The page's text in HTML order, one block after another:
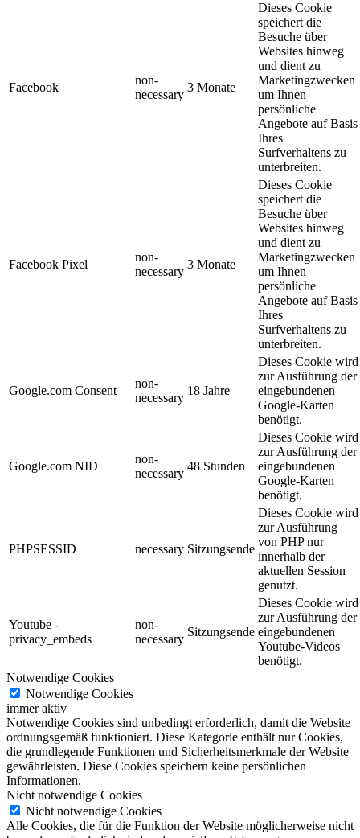
Facebook
non-
necessary
3 Monate
Dieses Cookie
speichert die
Besuche über
Websites hinweg
und dient zu
Marketingzwecken
um Ihnen
persönliche
Angebote auf Basis
Ihres
Surfverhaltens zu
unterbreiten.
Facebook Pixel
non-
necessary
3 Monate
Dieses Cookie
speichert die
Besuche über
Websites hinweg
und dient zu
Marketingzwecken
um Ihnen
persönliche
Angebote auf Basis
Ihres
Surfverhaltens zu
unterbreiten.
Google.com Consent
non-
necessary
18 Jahre
Dieses Cookie wird
zur Ausführung der
eingebundenen
Google-Karten
benötigt.
Google.com NID
non-
necessary
48 Stunden
Dieses Cookie wird
zur Ausführung der
eingebundenen
Google-Karten
benötigt.
PHPSESSID necessary Sitzungsende
Dieses Cookie wird
zur Ausführung
von PHP nur
innerhalb der
aktuellen Session
genutzt.
Youtube -
privacy_embeds
non-
necessary
Sitzungsende
Dieses Cookie wird
zur Ausführung der
eingebundenen
Youtube-Videos
benötigt.
Notwendige Cookies
Notwendige Cookies
immer aktiv
Notwendige Cookies sind unbedingt erforderlich, damit die Website
ordnungsgemäß funktioniert. Diese Kategorie enthält nur Cookies,
die grundlegende Funktionen und Sicherheitsmerkmale der Website
gewährleisten. Diese Cookies speichern keine persönlichen
Informationen.
Nicht notwendige Cookies
Nicht notwendige Cookies
Alle Cookies, die für die Funktion der Website möglicherweise nicht